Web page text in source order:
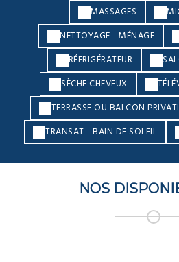
MASSAGES
NETTOYAGE - MÉNAGE
RÉFRIGÉRATEUR
SÈCHE CHEVEUX
TERRASSE OU BALCON
TRANSAT - BAIN DE SOLEIL
NOS